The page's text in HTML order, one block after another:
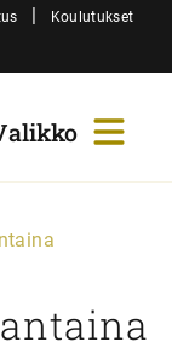
| Koulutukset